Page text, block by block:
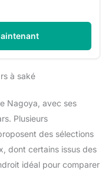
à saké
Nagoya, avec ses
Plusieurs
des sélections
dont certains issus des
idéal pour comparer